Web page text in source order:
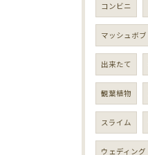
コンビニ
マッシュボブ
出来たて
観葉植物
スライム
ウェディング